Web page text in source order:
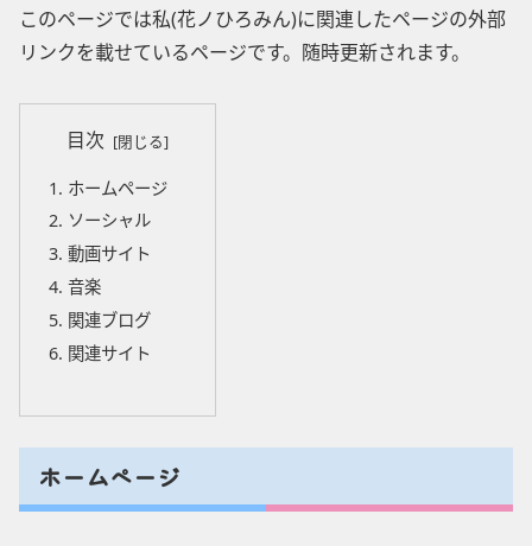
このページでは私(花ノひろみん)に関連したページの外部
リンクを載せているページです。随時更新されます。
目次
ホームページ
ソーシャル
動画サイト
音楽
関連ブログ
関連サイト
ホームページ